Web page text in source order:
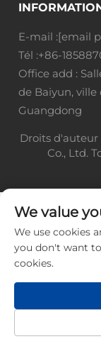
E-mail :[email
Tél :+86-
Office add :
de Baiyun,
Guangdong
Droits d'auteur
Co., Ltd.
We value
We use cookies
you don't want
cookies.